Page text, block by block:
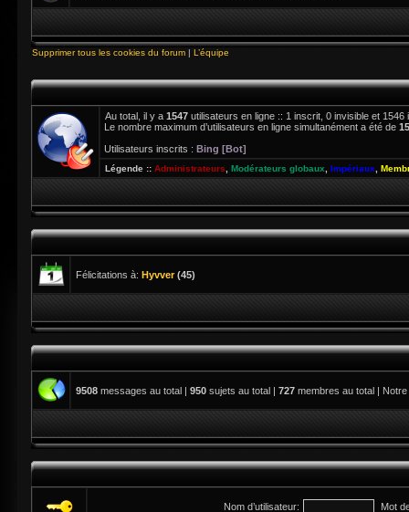
Supprimer tous les cookies du forum | L’équipe
Au total, il y a 1547 utilisateurs en ligne :: 1 inscrit, 0 invisible et
Le nombre maximum d’utilisateurs en ligne simultanément a été de
Utilisateurs inscrits : Bing [Bot]
Légende :: Administrateurs Modérateurs globaux Impériaux
Félicitations à: Hyvver(45)
9508 messages au total | 950 sujets au total | 727 membres au total |
Nom d’utilisateur: Mot